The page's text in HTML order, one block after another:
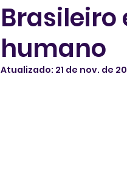
humano
Atualizado: 21 de nov. de